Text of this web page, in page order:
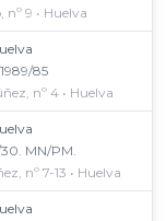
9 • Huelva
85
nº 4 • Huelva
MN/PM.
nº 7-13 • Huelva